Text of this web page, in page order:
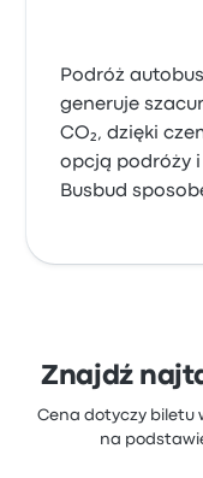
Podróż
generuje
CO₂, dzięki
opcją podróży
Busbud
Znajdź
Cena dotyczy biletu
na